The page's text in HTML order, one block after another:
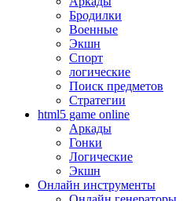
Бродилки
Военные
Экшн
Спорт
логические
Поиск предметов
Стратегии
html5 game online
Аркады
Гонки
Логические
Экшн
Онлайн инструменты